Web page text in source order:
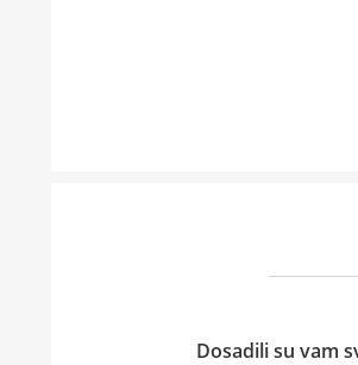
Dosadili su vam